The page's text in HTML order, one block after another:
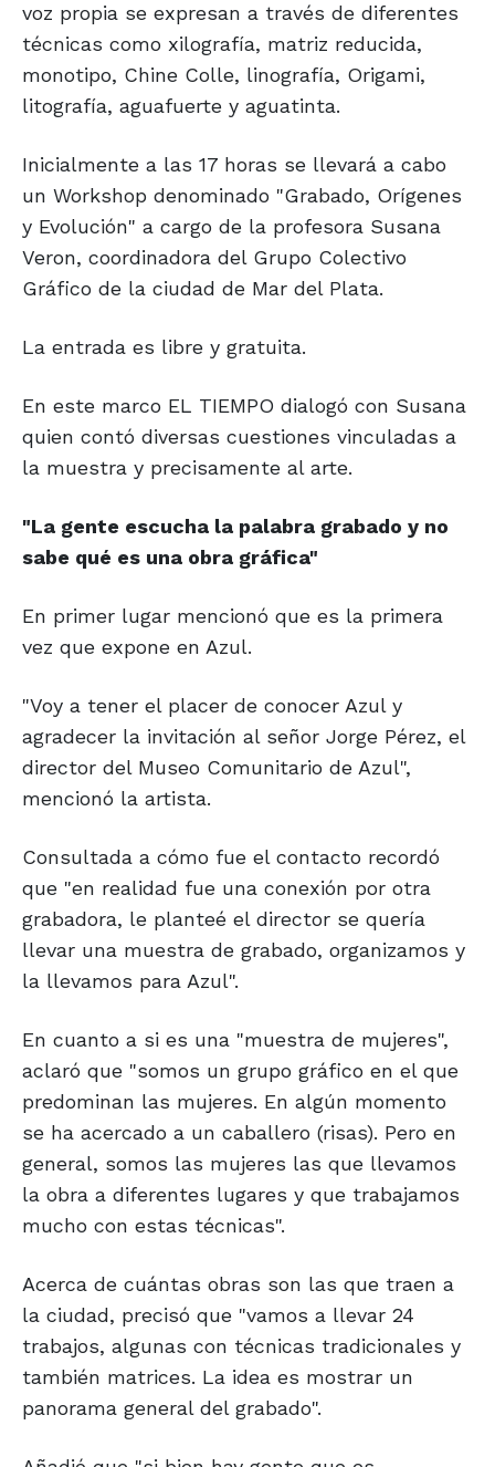
voz propia se expresan a través de diferentes
técnicas como xilografía, matriz reducida,
monotipo, Chine Colle, linografía, Origami,
litografía, aguafuerte y aguatinta.
Inicialmente a las 17 horas se llevará a cabo
un Workshop denominado "Grabado, Orígenes
y Evolución" a cargo de la profesora Susana
Veron, coordinadora del Grupo Colectivo
Gráfico de la ciudad de Mar del Plata.
La entrada es libre y gratuita.
En este marco EL TIEMPO dialogó con Susana
quien contó diversas cuestiones vinculadas a
la muestra y precisamente al arte.
"La gente escucha la palabra grabado y no
sabe qué es una obra gráfica"
En primer lugar mencionó que es la primera
vez que expone en Azul.
"Voy a tener el placer de conocer Azul y
agradecer la invitación al señor Jorge Pérez, el
director del Museo Comunitario de Azul",
mencionó la artista.
Consultada a cómo fue el contacto recordó
que "en realidad fue una conexión por otra
grabadora, le planteé el director se quería
llevar una muestra de grabado, organizamos y
la llevamos para Azul".
En cuanto a si es una "muestra de mujeres",
aclaró que "somos un grupo gráfico en el que
predominan las mujeres. En algún momento
se ha acercado a un caballero (risas). Pero en
general, somos las mujeres las que llevamos
la obra a diferentes lugares y que trabajamos
mucho con estas técnicas".
Acerca de cuántas obras son las que traen a
la ciudad, precisó que "vamos a llevar 24
trabajos, algunas con técnicas tradicionales y
también matrices. La idea es mostrar un
panorama general del grabado".